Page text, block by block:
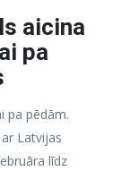
aicina
pa
pa pēdām.
Latvijas
līdz